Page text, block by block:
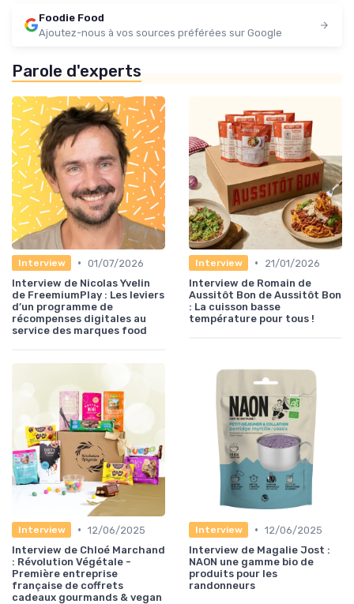
Foodie Food
Ajoutez-nous à vos sources préférées sur Google
Parole d'experts
Interview • 01/07/2026
Interview de Nicolas Yvelin
de FreemiumPlay : Les leviers
d’un programme de
récompenses digitales au
service des marques food
Interview •
21/01/2026
Interview de Romain de
Aussitôt Bon de Aussitôt Bon
: La cuisson basse
température pour tous !
Interview • 12/06/2025
Interview de Chloé Marchand
: Révolution Végétale -
Première entreprise
française de coffrets
cadeaux gourmands & vegan
Interview • 12/06/2025
Interview de Magalie Jost :
NAON une gamme bio de
produits pour les
randonneurs